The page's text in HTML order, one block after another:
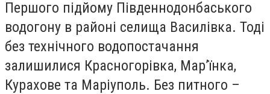
Першого підйому Південнодонбаського
водогону в районі селища Василівка. Тоді
без технічного водопостачання
залишилися Красногорівка, Мар’їнка,
Курахове та Маріуполь. Без питного –